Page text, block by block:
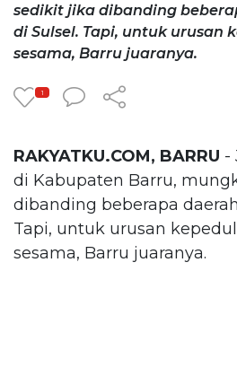
sedikit jika dibanding
di Sulsel. Tapi, untuk urusan
sesama, Barru juaranya.
1
RAKYATKU.COM, BARRU -
di Kabupaten Barru,
dibanding beberapa
Tapi, untuk urusan
sesama, Barru juaranya.